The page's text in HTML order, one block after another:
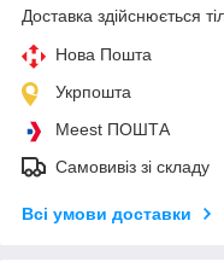
Доставка здійснюється
Нова Пошта
Укрпошта
Meest ПОШТА
Самовивіз зі складу
Всі умови доставки